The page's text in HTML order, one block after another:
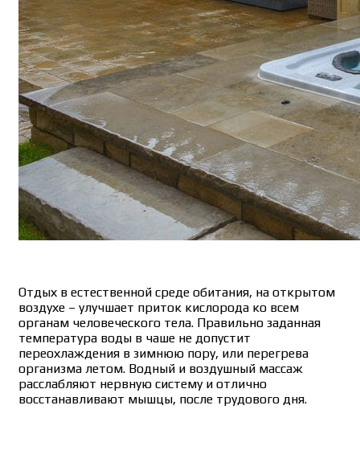
Отдых в естественной среде обитания, на открытом
воздухе – улучшает приток кислорода ко всем
органам человеческого тела. Правильно заданная
температура воды в чаше не допустит
переохлаждения в зимнюю пору, или перегрева
организма летом. Водный и воздушный массаж
расслабляют нервную систему и отлично
восстанавливают мышцы, после трудового дня.